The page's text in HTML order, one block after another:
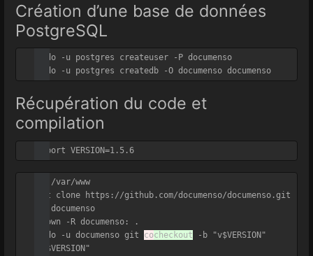
Création d’une base de données
PostgreSQL
sudo -u postgres createuser -P documenso
Récupération du code et
compilation
cd /var/www
git clone https://github.com/documenso/documenso.git
cd documenso
chown -R documenso: .
sudo -u documenso git cocheckout -b "v$VERSION"
"v$VERSION"